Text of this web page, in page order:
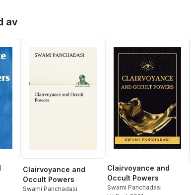
av
Clairvoyance and
Occult Powers
Swami Panchadasi
Clairvoyance and
Occult Powers
Swami Panchadasi